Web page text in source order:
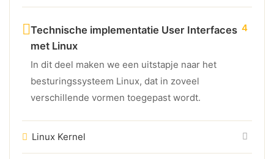
Technische implementatie User Interfaces
met Linux
In dit deel maken we een uitstapje naar het
besturingssysteem Linux, dat in zoveel
verschillende vormen toegepast wordt.
4
Linux Kernel